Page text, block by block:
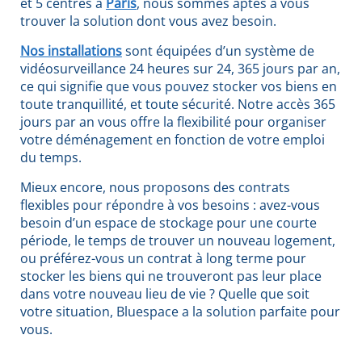
trouver la solution dont vous avez besoin.
Nos installationssont équipées d’un système de
vidéosurveillance 24 heures sur 24, 365 jours par an,
ce qui signifie que vous pouvez stocker vos biens en
toute tranquillité, et toute sécurité. Notre accès 365
jours par an vous offre la flexibilité pour organiser
votre déménagement en fonction de votre emploi
du temps.
Mieux encore, nous proposons des contrats
flexibles pour répondre à vos besoins : avez-vous
besoin d’un espace de stockage pour une courte
période, le temps de trouver un nouveau logement,
ou préférez-vous un contrat à long terme pour
stocker les biens qui ne trouveront pas leur place
dans votre nouveau lieu de vie ? Quelle que soit
votre situation, Bluespace a la solution parfaite pour
vous.